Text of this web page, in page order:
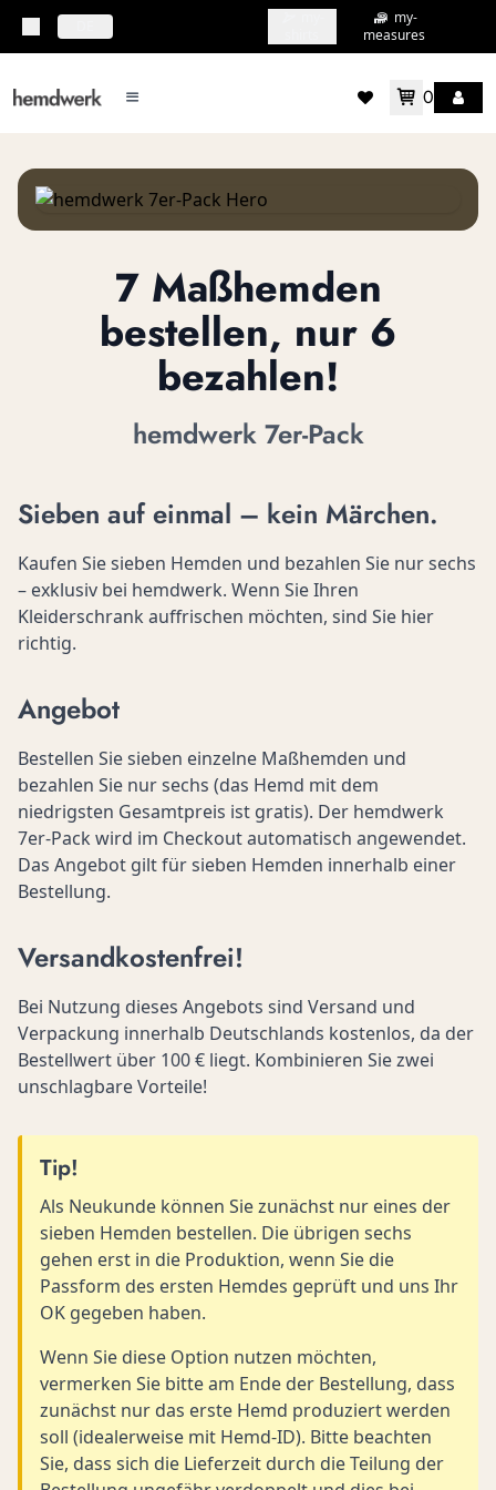
my-
measures
mainMenu.menu 0
7 Maßhemden
bestellen, nur 6
bezahlen!
hemdwerk 7er-Pack
Sieben auf einmal – kein Märchen.
Kaufen Sie sieben Hemden und bezahlen Sie nur sechs
– exklusiv bei hemdwerk. Wenn Sie Ihren
Kleiderschrank auffrischen möchten, sind Sie hier
richtig.
Angebot
Bestellen Sie sieben einzelne Maßhemden und
bezahlen Sie nur sechs (das Hemd mit dem
niedrigsten Gesamtpreis ist gratis). Der hemdwerk
7er‑Pack wird im Checkout automatisch angewendet.
Das Angebot gilt für sieben Hemden innerhalb einer
Bestellung.
Versandkostenfrei!
Bei Nutzung dieses Angebots sind Versand und
Verpackung innerhalb Deutschlands kostenlos, da der
Bestellwert über 100 € liegt. Kombinieren Sie zwei
unschlagbare Vorteile!
Tip!
Als Neukunde können Sie zunächst nur eines der
sieben Hemden bestellen. Die übrigen sechs
gehen erst in die Produktion, wenn Sie die
Passform des ersten Hemdes geprüft und uns Ihr
OK gegeben haben.
Wenn Sie diese Option nutzen möchten,
vermerken Sie bitte am Ende der Bestellung, dass
zunächst nur das erste Hemd produziert werden
soll (idealerweise mit Hemd-ID). Bitte beachten
Sie, dass sich die Lieferzeit durch die Teilung der